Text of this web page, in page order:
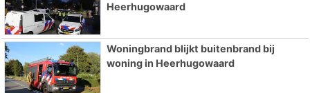
Heerhugowaard
Woningbrand blijkt buitenbrand bij
woning in Heerhugowaard